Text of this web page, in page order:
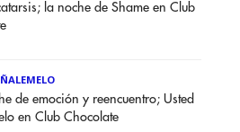
la noche de Shame en Club
de emoción y reencuentro; Usted
en Club Chocolate